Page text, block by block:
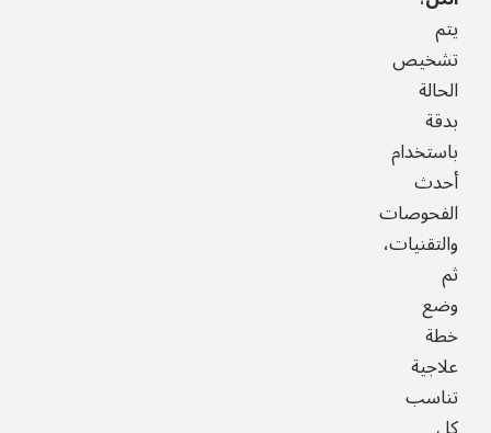
يتم
تشخيص
الحالة
بدقة
باستخدام
أحدث
الفحوصات
والتقنيات،
ثم
وضع
خطة
علاجية
تناسب